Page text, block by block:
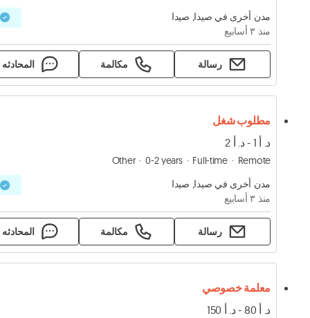
مدن أخرى في صيدا, صيدا
منذ ٣ أسابيع
رسالة مكالمة المحادثه
مطلوب شغل
د. أ 1 - د. أ 2
Other 0-2 years Full-time
Remote
مدن أخرى في صيدا, صيدا
منذ ٣ أسابيع
رسالة مكالمة المحادثه
معلمة خصوصي
د. أ 80 - د. أ 150